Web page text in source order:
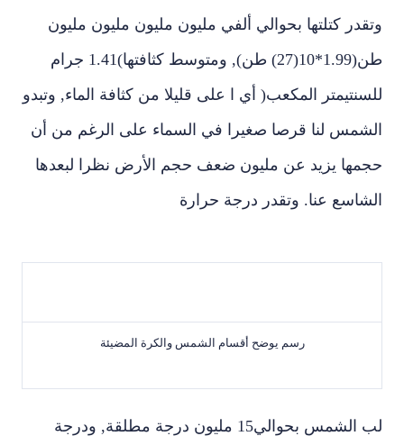
وتقدر كتلتها بحوالي ألفي مليون مليون مليون مليون
طن‏(1.99*10(27)‏ طن‏),‏ ومتوسط كثافتها‏)1.41‏ جرام
للسنتيمتر المكعب‏(‏ أي ا على قليلا من كثافة الماء‏,‏ وتبدو
الشمس لنا قرصا صغيرا في السماء على الرغم من أن
حجمها يزيد عن مليون ضعف حجم الأرض نظرا لبعدها
الشاسع عنا‏.‏ وتقدر درجة حرارة
رسم يوضح أقسام الشمس والكرة المضيئة
لب الشمس بحوالي‏15‏ مليون درجة مطلقة‏,‏ ودرجة